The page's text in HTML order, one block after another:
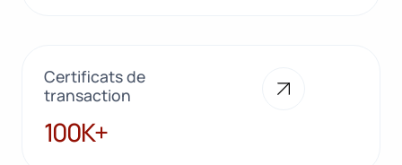
Certificats de
transaction
100K+
100K+